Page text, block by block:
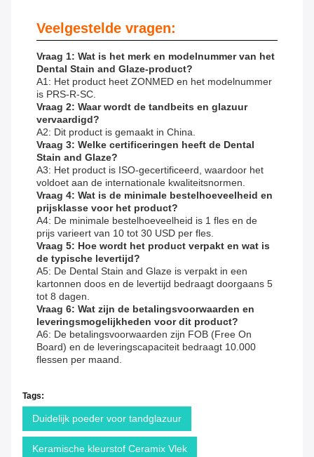
Veelgestelde vragen:
Vraag 1: Wat is het merk en modelnummer van het
Dental Stain and Glaze-product?
A1: Het product heet ZONMED en het modelnummer
is PRS-R-SC.
Vraag 2: Waar wordt de tandbeits en glazuur
vervaardigd?
A2: Dit product is gemaakt in China.
Vraag 3: Welke certificeringen heeft de Dental
Stain and Glaze?
A3: Het product is ISO-gecertificeerd, waardoor het
voldoet aan de internationale kwaliteitsnormen.
Vraag 4: Wat is de minimale bestelhoeveelheid en
prijsklasse voor het product?
A4: De minimale bestelhoeveelheid is 1 fles en de
prijs varieert van 10 tot 30 USD per fles.
Vraag 5: Hoe wordt het product verpakt en wat is
de typische levertijd?
A5: De Dental Stain and Glaze is verpakt in een
kartonnen doos en de levertijd bedraagt ​​doorgaans 5
tot 8 dagen.
Vraag 6: Wat zijn de betalingsvoorwaarden en
leveringsmogelijkheden voor dit product?
A6: De betalingsvoorwaarden zijn FOB (Free On
Board) en de leveringscapaciteit bedraagt ​​10.000
flessen per maand.
Tags:
Duidelijk poeder voor tandglazuur
Keramische kleurstof Ceramix Vlek